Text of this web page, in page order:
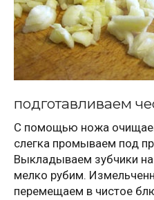
подготавливаем
С помощью ножа
слегка промываем под
Выкладываем зубчики
мелко рубим.
перемещаем в чистое